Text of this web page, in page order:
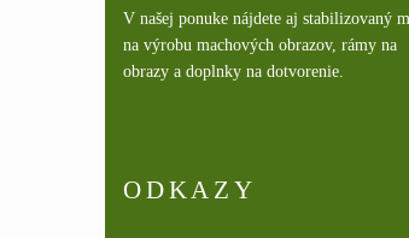
V našej ponuke nájdete aj stabilizovaný
na výrobu machových obrazov, rámy na
obrazy a doplnky na dotvorenie.
ODKAZY